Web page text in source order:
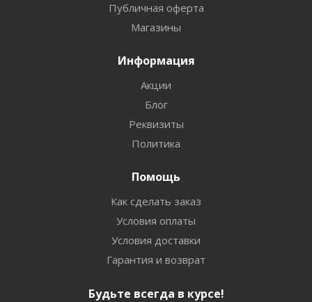
Публичная оферта
Магазины
Информация
Акции
Блог
Реквизиты
Политика
Помощь
Как сделать заказ
Условия оплаты
Условия доставки
Гарантия и возврат
Будьте всегда в курсе!